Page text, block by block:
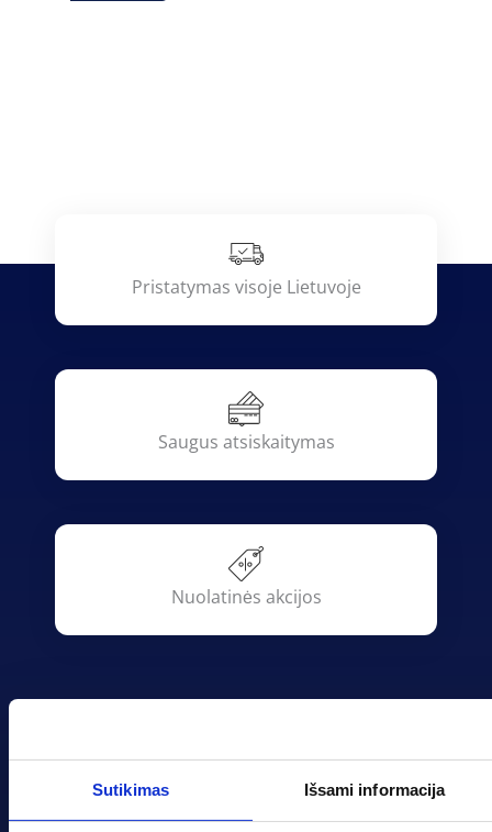
Sutikimas Išsami informacija
Pristatymas visoje Lietuvoje
Saugus atsiskaitymas
Nuolatinės akcijos
evadeco